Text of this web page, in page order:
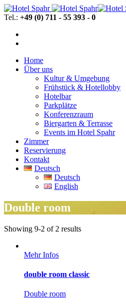
Tel.: +49 (0) 711 - 55 393 - 0
Home
Über uns
Kultur & Umgebung
Frühstück & Hotellobby
Hotelbar
Parkplätze
Konferenzraum
Biergarten & Terrasse
Events im Hotel Spahr
Zimmer
Reservierung
Kontakt
Deutsch
Deutsch
English
Double room
Showing 9-2 of 2 results
Mehr Infos
double room classic
Double room